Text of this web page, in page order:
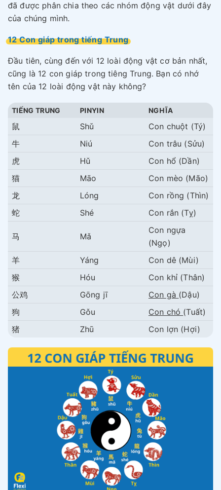
đã được phân chia theo các nhóm động vật dưới đây
của chúng mình.
12 Con giáp trong tiếng Trung
Đầu tiên, cùng đến với 12 loài động vật cơ bản nhất,
cũng là 12 con giáp trong tiêng Trung. Bạn có nhớ
tên của 12 loài động vật này không?
TIẾNG TRUNG PINYIN NGHĨA
鼠 Shǔ
Con chuột (Tý)
牛
Niú
Con trâu (Sửu)
虎
Hǔ
Con hổ (Dần)
猫
Māo
Con mèo (Mão)
龙
Lóng
Con rồng (Thìn)
蛇
Shé Con rắn (Tỵ)
马 Mǎ
Con ngựa
(Ngọ)
羊
Yáng
Con dê (Mùi)
猴
Hóu
Con khỉ (Thân)
公鸡
Gōng jī Con gà (Dậu)
狗
Gǒu Con chó (Tuất)
猪
Zhū Con lợn (Hợi)